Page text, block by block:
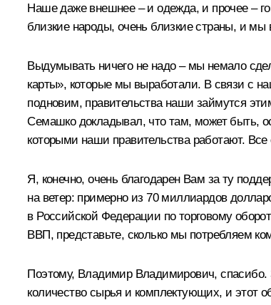
Наше даже внешнее – и одежда, и прочее –
близкие народы, очень близкие страны, и
Выдумывать ничего не надо – мы немало
карты», которые мы выработали. В связи с
подновим, правительства наши займутся
Семашко докладывал, что там, может быть,
которыми наши правительства работают.
Я, конечно, очень благодарен Вам за ту
на ветер: примерно из 70 миллиардов
в Российской Федерации по торговому
ВВП, представьте, сколько мы потребляем
Поэтому, Владимир Владимирович, спасибо.
количество сырья и комплектующих, и этот